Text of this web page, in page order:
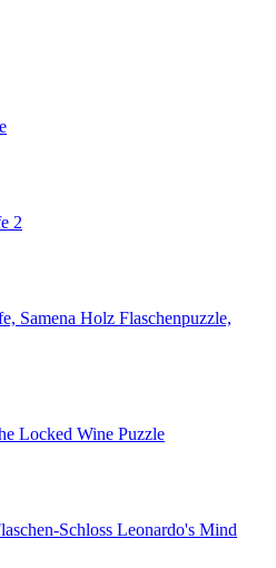
2
Flaschenpuzzle,
Locked Wine Puzzle
Leonardo's Mind